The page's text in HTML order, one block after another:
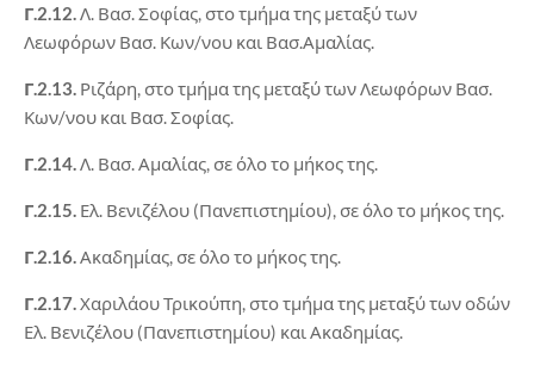
Γ.2.12.Λ. Βασ. Σοφίας, στο τμήμα της μεταξύ των
Λεωφόρων Βασ. Κων/νου και Βασ.Αμαλίας.
Γ.2.13. Ριζάρη, στο τμήμα της μεταξύ των Λεωφόρων Βασ.
Κων/νου και Βασ. Σοφίας.
Γ.2.14.Λ. Βασ. Αμαλίας, σε όλο το μήκος της.
Γ.2.15. Ελ. Βενιζέλου (Πανεπιστημίου), σε όλο το μήκος της.
Γ.2.16.Ακαδημίας, σε όλο το μήκος της.
Γ.2.17.Χαριλάου Τρικούπη, στο τμήμα της μεταξύ των οδών
Ελ. Βενιζέλου (Πανεπιστημίου) και Ακαδημίας.